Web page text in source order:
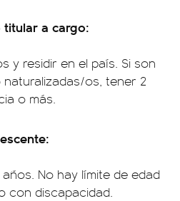
titular a cargo:
y residir en el país. Si son
os, tener 2
o más.
No hay límite de edad
con discapacidad.